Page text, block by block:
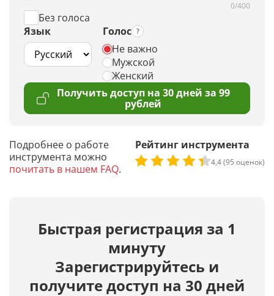
0/400
Без голоса
Язык
Голос
Не важно
Мужской
Женский
Получить доступ на 30 дней за 99
рублей
Подробнее о работе
инструмента можно
почитать в нашем FAQ.
Рейтинг инструмента
4,4 (95 оценок)
Быстрая регистрация за 1
минуту
Зарегистрируйтесь и
получите доступ на 30 дней